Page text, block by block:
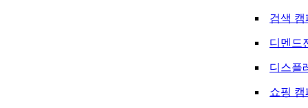
검색 캠
디멘드
디스플
쇼핑 캠